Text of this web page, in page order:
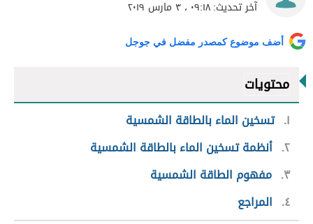
آخر تحديث:٠٩:١٨ ، ٣ مارس ٢٠١٩
أضف موضوع كمصدر مفضل في جوجل
محتويات
١ تسخين الماء بالطاقة الشمسية
٢ أنظمة تسخين الماء بالطاقة الشمسية
٣ مفهوم الطاقة الشمسية
٤
المراجع